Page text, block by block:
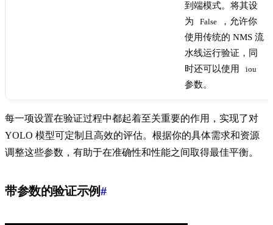
到端模式。将其设
为
False
，允许你
使用传统的 NMS 流
水线运行验证，同
时还可以使用
iou
参数。
每一项设置在验证过程中都起着至关重要的作用，实现了对
YOLO 模型可定制且高效的评估。根据你的具体需求和资源
调整这些参数，有助于在准确性和性能之间取得最佳平衡。
带参数的验证示例#